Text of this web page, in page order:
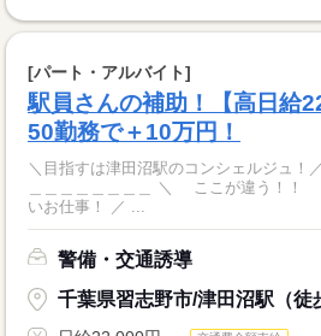
[パート・アルバイト]
駅員さんの補助！【高日給
50勤務で＋10万円！
＼目指すは津田沼駅のコンシェルジュ！
いお仕事！ ／ ...
警備・交通誘導
千葉県習志野市/津田沼駅（徒